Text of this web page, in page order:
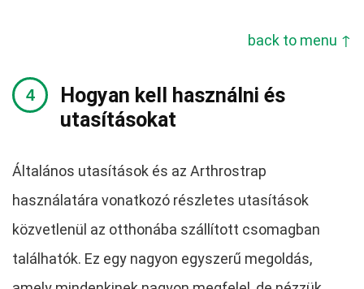
back to menu ↑
Hogyan kell használni és
utasításokat
Általános utasítások és az Arthrostrap
használatára vonatkozó részletes utasítások
közvetlenül az otthonába szállított csomagban
találhatók. Ez egy nagyon egyszerű megoldás,